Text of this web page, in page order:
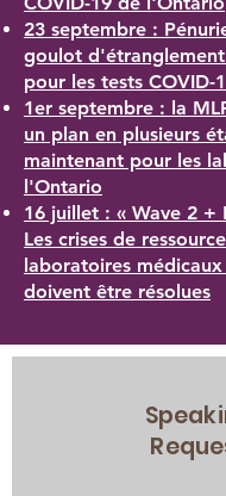
23 septembre :
goulot
pour les tests COVID-
1er septembre : la
un plan en plusieurs
maintenant pour les
l'Ontario
16 juillet : « Wave 2 +
Les crises de
laboratoires
doivent être résolues